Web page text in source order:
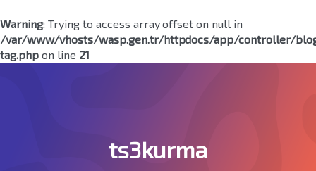
Warning: Trying to access array offset on null in
/var/www/vhosts/wasp.gen.tr/httpdocs/app/controller/
tag.phpon line 21
ts3kurma